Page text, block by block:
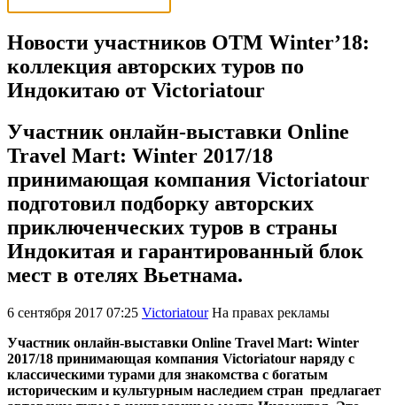
Новости участников OTM Winter’18:
коллекция авторских туров по
Индокитаю от Victoriatour
Участник онлайн-выставки Online
Travel Mart: Winter 2017/18
принимающая компания Victoriatour
подготовил подборку авторских
приключенческих туров в страны
Индокитая и гарантированный блок
мест в отелях Вьетнама.
6 сентября 2017 07:25 Victoriatour На правах рекламы
Участник онлайн-выставки Online Travel Mart: Winter
2017/18 принимающая компания Victoriatour наряду с
классическими турами для знакомства с богатым
историческим и культурным наследием стран предлагает